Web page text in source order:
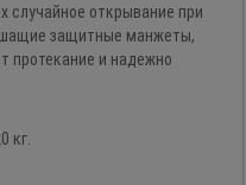
случайное открывание при
защитные манжеты,
протекание и надежно
кг.